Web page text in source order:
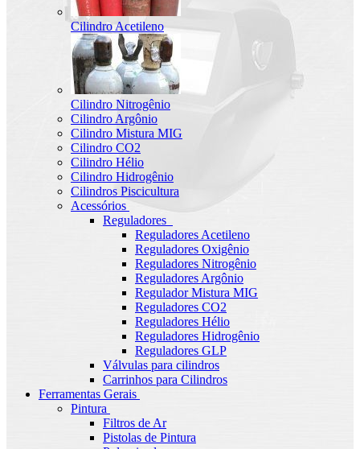
Cilindro Acetileno
Cilindro Nitrogênio
Cilindro Argônio
Cilindro Mistura MIG
Cilindro CO2
Cilindro Hélio
Cilindro Hidrogênio
Cilindros Piscicultura
Acessórios
Reguladores
Reguladores Acetileno
Reguladores Oxigênio
Reguladores Nitrogênio
Reguladores Argônio
Regulador Mistura MIG
Reguladores CO2
Reguladores Hélio
Reguladores Hidrogênio
Reguladores GLP
Válvulas para cilindros
Carrinhos para Cilindros
Ferramentas Gerais
Pintura
Filtros de Ar
Pistolas de Pintura